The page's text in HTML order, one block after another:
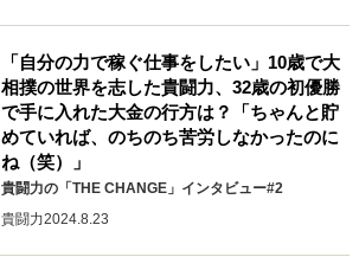
「自分の力で稼ぐ仕事をしたい」10歳で大
相撲の世界を志した貴闘力、32歳の初優勝
で手に入れた大金の行方は？「ちゃんと貯
めていれば、のちのち苦労しなかったのに
ね（笑）」
貴闘力の「THE CHANGE」インタビュー#2
貴闘力2024.8.23